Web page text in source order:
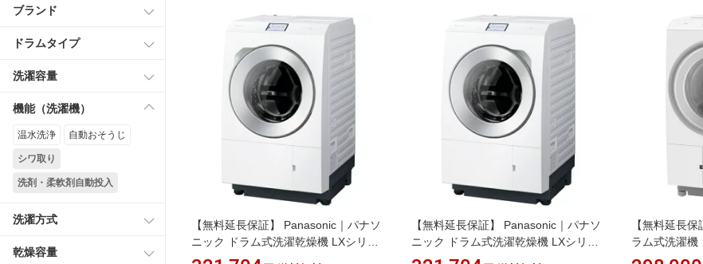
ブランド
ドラムタイプ
洗濯容量
機能（洗濯機）
温水洗浄 自動おそうじ
シワ取り
洗剤・柔軟剤自動投入
洗濯方式
乾燥容量
【無料延長保証】 Panasonic｜パナソ
ニック ドラム式洗濯乾燥機 LXシリー
ズ マットホワイト NA-LX129ER-W [洗
【無料延長保証】 Panasonic｜パナソ
ニック ドラム式洗濯乾燥機 LXシリー
ズ マットホワイト NA-LX129EL-W [洗
【無料延長
ラム式洗濯機
BD-